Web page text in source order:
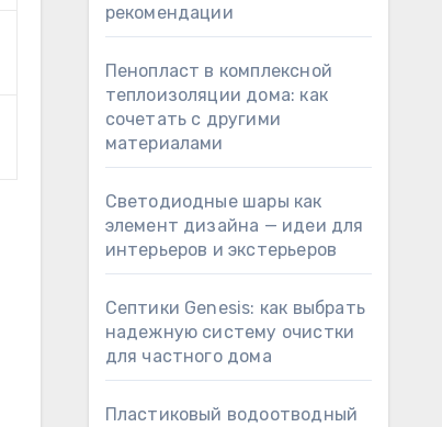
рекомендации
Пенопласт в комплексной
теплоизоляции дома: как
сочетать с другими
материалами
Светодиодные шары как
элемент дизайна — идеи для
интерьеров и экстерьеров
Септики Genesis: как выбрать
надежную систему очистки
для частного дома
Пластиковый водоотводный